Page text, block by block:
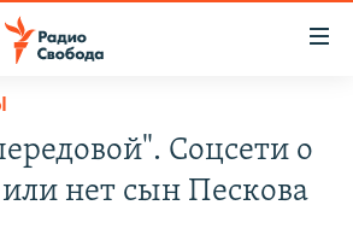
Соцсети о
нет сын Пескова